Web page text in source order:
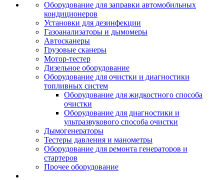
Оборудование для заправки автомобильных
кондиционеров
Установки для дезинфекции
Газоанализаторы и дымомеры
Автосканеры
Грузовые сканеры
Мотор-тестер
Дизельное оборудование
Оборудование для очистки и диагностики
топливных систем
Оборудование для жидкостного способа
очистки
Оборудование для диагностики и
ультразвукового способа очистки
Дымогенераторы
Тестеры давления и манометры
Оборудование для ремонта генераторов и
стартеров
Прочее оборудование